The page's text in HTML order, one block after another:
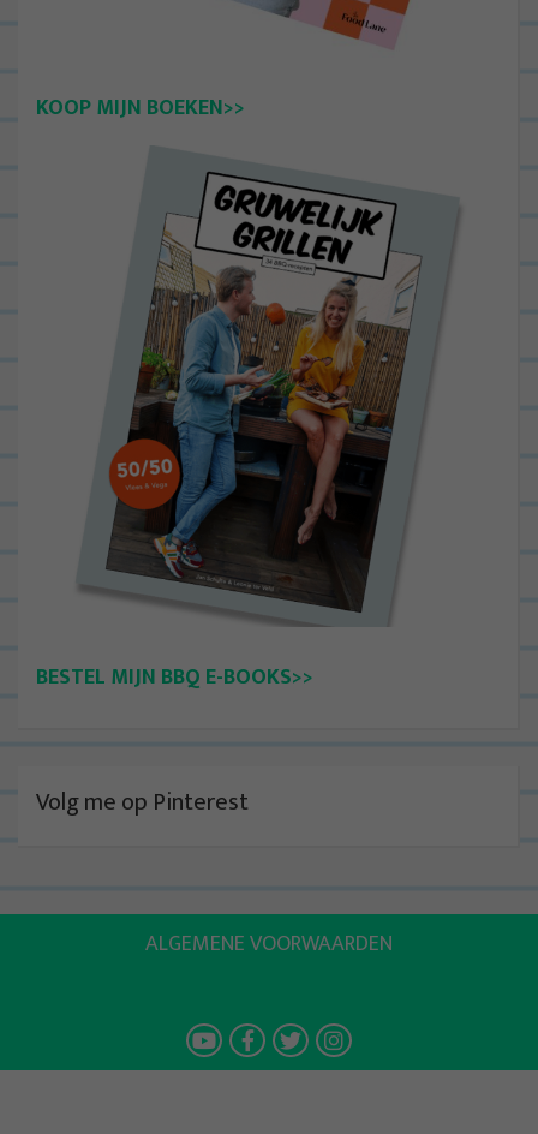
KOOP MIJN BOEKEN>>
BESTEL MIJN BBQ E-BOOKS>>
Volg me op Pinterest
ALGEMENE VOORWAARDEN